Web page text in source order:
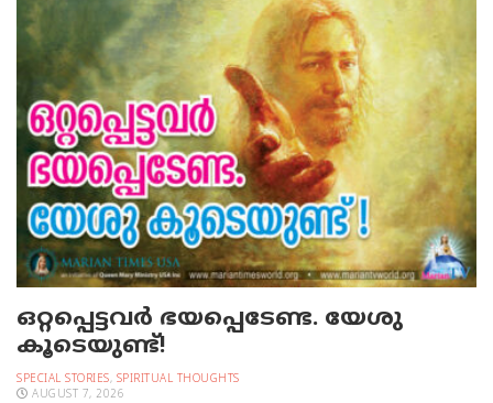
ഒറ്റപ്പെട്ടവര്‍ ഭയപ്പെടേണ്ട. യേശു
കൂടെയുണ്ട്!
SPECIAL STORIES, SPIRITUAL THOUGHTS
AUGUST 7, 2026